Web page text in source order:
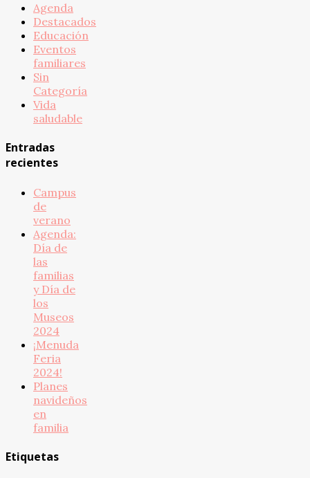
Agenda
Destacados
Educación
Eventos
familiares
Sin
Categoría
Vida
saludable
Entradas
recientes
Campus
de
verano
Agenda:
Día de
las
familias
y Día de
los
Museos
2024
¡Menuda
Feria
2024!
Planes
navideños
en
familia
Etiquetas